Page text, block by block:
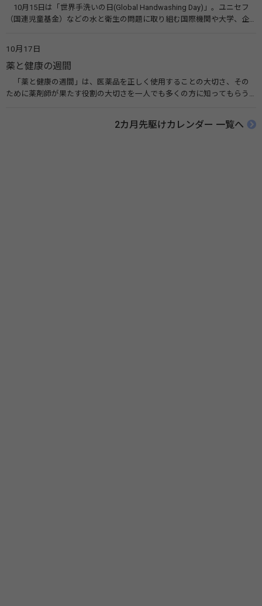
10月15日は「世界手洗いの日(Global Handwashing Day)」。ユニセフ
（国連児童基金）などの水と衛生の問題に取り組む国際機関や大学、企
10月17日
薬と健康の週間
「薬と健康の週間」は、医薬品を正しく使用することの大切さ、その
ために薬剤師が果たす役割の大切さを一人でも多くの方に知ってもらう
伝えたい！薬との付き合い方」（保健指導リソースガイド）
2カ月先駆けカレンダー 一覧へ